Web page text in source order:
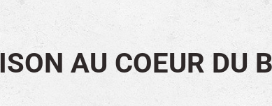
AU COEUR DU